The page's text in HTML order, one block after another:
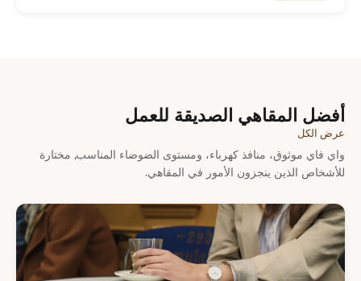
أفضل المقاهي الصديقة للعمل
عرض الكل
واي فاي موثوق، منافذ كهرباء، ومستوى الضوضاء المناسب, مختارة
للأشخاص الذين ينجزون الأمور في المقاهي.